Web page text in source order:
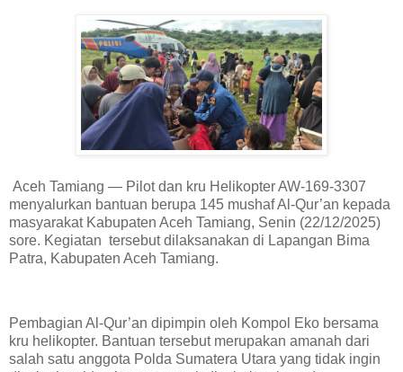
Aceh Tamiang — Pilot dan kru Helikopter AW-169-3307
menyalurkan bantuan berupa 145 mushaf Al-Qur’an kepada
masyarakat Kabupaten Aceh Tamiang, Senin (22/12/2025)
sore. Kegiatan tersebut dilaksanakan di Lapangan Bima
Patra, Kabupaten Aceh Tamiang.
Pembagian Al-Qur’an dipimpin oleh Kompol Eko bersama
kru helikopter. Bantuan tersebut merupakan amanah dari
salah satu anggota Polda Sumatera Utara yang tidak ingin